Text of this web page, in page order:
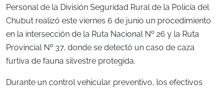
Personal de la División Seguridad Rural de la Policía del
Chubut realizó este viernes 6 de junio un procedimiento
en la intersección de la Ruta Nacional Nº 26 y la Ruta
Provincial Nº 37, donde se detectó un caso de caza
furtiva de fauna silvestre protegida.
Durante un control vehicular preventivo, los efectivos